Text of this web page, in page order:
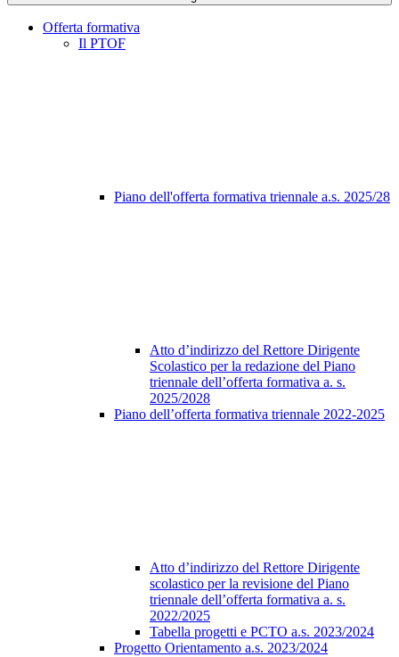
Offerta formativa
Il PTOF
Piano dell'offerta formativa triennale a.s. 2025/28
Atto d’indirizzo del Rettore Dirigente
Scolastico per la redazione del Piano
triennale dell’offerta formativa a. s.
2025/2028
Piano dell’offerta formativa triennale 2022-2025
Atto d’indirizzo del Rettore Dirigente
scolastico per la revisione del Piano
triennale dell’offerta formativa a. s.
2022/2025
Tabella progetti e PCTO a.s. 2023/2024
Progetto Orientamento a.s. 2023/2024